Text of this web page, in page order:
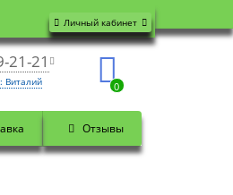
Личный кабинет
21-21
Виталий 0
Отзывы